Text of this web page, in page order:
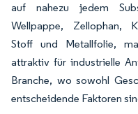
auf nahezu jedem
Wellpappe, Zellophan,
Stoff und Metallfolie,
attraktiv für industrielle
Branche, wo sowohl
entscheidende Faktoren